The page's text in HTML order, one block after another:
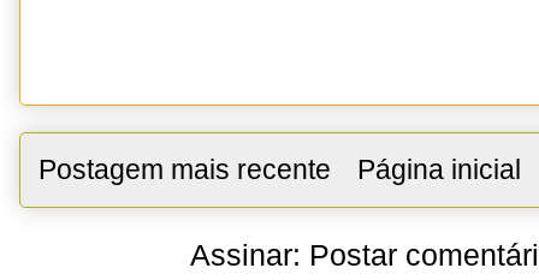
Postagem mais recente Página inicial
Assinar: Postar